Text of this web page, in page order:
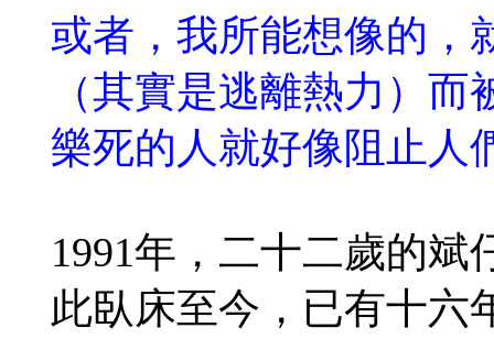
或者，我所能想像的，
（其實是逃離熱力）
樂死的人就好像阻止人
1991年，二十二歲的
此臥床至今，已有十六